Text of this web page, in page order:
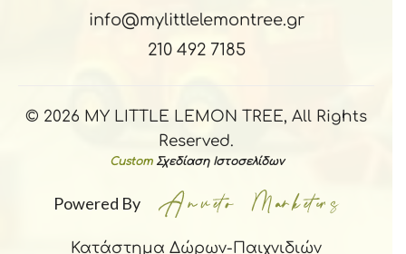
info@mylittlelemontree.gr
210 492 7185
© 2026 MY LITTLE LEMON TREE, All Rights
Reserved.
Custom Σχεδίαση Ιστοσελίδων
Powered By
Κατάστημα Δώρων-Παιχνιδιών